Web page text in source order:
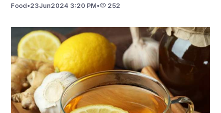
Food•23Jun2024 3:20 PM• 252